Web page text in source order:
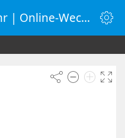
Wecker auf 05:00 Uhr | Online-Wecker